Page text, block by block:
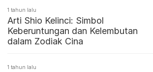
1 tahun lalu
Arti Shio Kelinci: Simbol
Keberuntungan dan Kelembutan
dalam Zodiak Cina
1 tahun lalu